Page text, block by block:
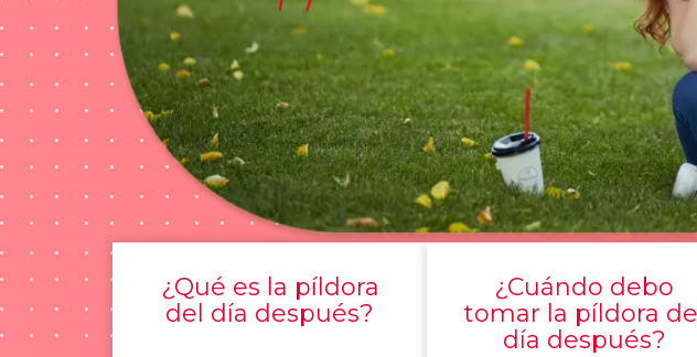
¿Qué es la píldora
del día después?
¿Cuándo debo
tomar la píldora del
día después?